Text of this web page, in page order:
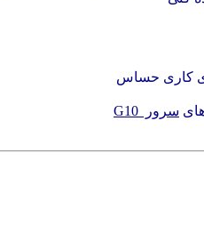
سرور G10